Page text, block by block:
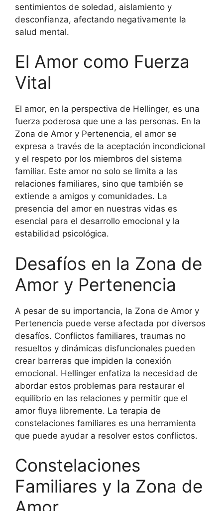
sentimientos de soledad, aislamiento y
desconfianza, afectando negativamente la
salud mental.
El Amor como Fuerza
Vital
El amor, en la perspectiva de Hellinger, es una
fuerza poderosa que une a las personas. En la
Zona de Amor y Pertenencia, el amor se
expresa a través de la aceptación incondicional
y el respeto por los miembros del sistema
familiar. Este amor no solo se limita a las
relaciones familiares, sino que también se
extiende a amigos y comunidades. La
presencia del amor en nuestras vidas es
esencial para el desarrollo emocional y la
estabilidad psicológica.
Desafíos en la Zona de
Amor y Pertenencia
A pesar de su importancia, la Zona de Amor y
Pertenencia puede verse afectada por diversos
desafíos. Conflictos familiares, traumas no
resueltos y dinámicas disfuncionales pueden
crear barreras que impiden la conexión
emocional. Hellinger enfatiza la necesidad de
abordar estos problemas para restaurar el
equilibrio en las relaciones y permitir que el
amor fluya libremente. La terapia de
constelaciones familiares es una herramienta
que puede ayudar a resolver estos conflictos.
Constelaciones
Familiares y la Zona de